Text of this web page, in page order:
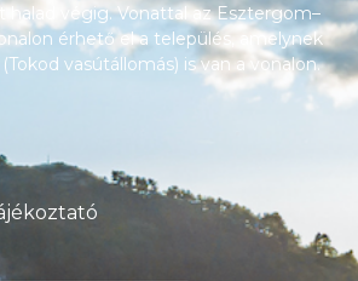
halad végig. Vonattal az Esztergom–
érhető el a település, amelynek
vasútállomás) is van a vonalon.